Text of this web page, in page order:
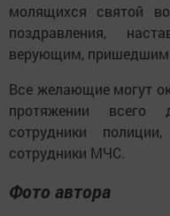
молящихся святой
поздравления,
верующим, пришедшим
Все желающие могут
протяжении всего
сотрудники
сотрудники МЧС.
Фото автора